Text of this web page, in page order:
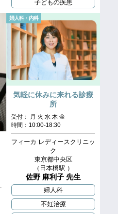
子どもの疾患
婦人科・内科
気軽に休みに来れる診療
所
受付： 月 火 水 木 金
時間：10:00-18:30
フィーカ レディースクリニッ
ク
東京都中央区
（⽇本橋駅 ）
佐野 麻利子 先生
婦人科
不妊治療